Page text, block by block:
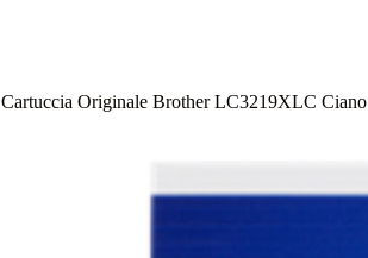
Cartuccia Originale Brother LC3219XLC Ciano